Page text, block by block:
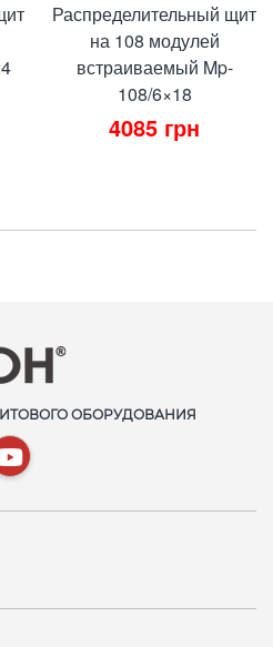
Распределительный щит
на 108 модулей
встраиваемый Mp-
108/6×18
4085 грн
ОБОРУДОВАНИЯ